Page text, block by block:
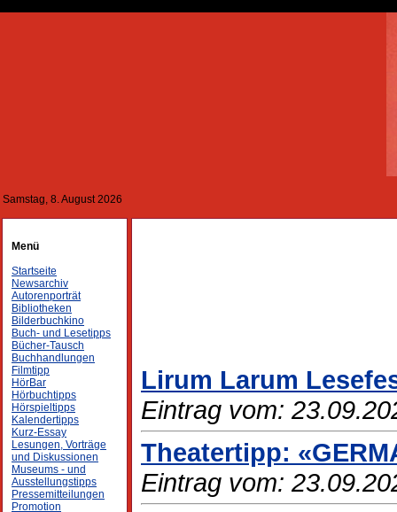
Samstag, 8. August 2026
Menü
Startseite
Newsarchiv
Autorenporträt
Bibliotheken
Bilderbuchkino
Buch- und Lesetipps
Bücher-Tausch
Buchhandlungen
Filmtipp
HörBar
Hörbuchtipps
Hörspieltipps
Kalendertipps
Kurz-Essay
Lesungen, Vorträge
und Diskussionen
Museums - und
Ausstellungstipps
Pressemitteilungen
Promotion
Lirum Larum
Eintrag vom:
Theatertipp:
Eintrag vom: